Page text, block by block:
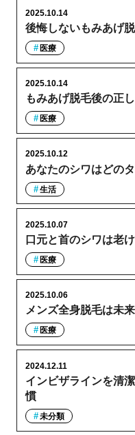
後悔しないもみあげ
2025.10.14
医療
もみあげ脱毛後の正
2025.10.14
医療
あなたのシワはどの
2025.10.12
生活
口元と首のシワは老
2025.10.07
医療
メンズ全身脱毛は未
2025.10.06
医療
インビザラインを清
慣
2024.12.11
未分類